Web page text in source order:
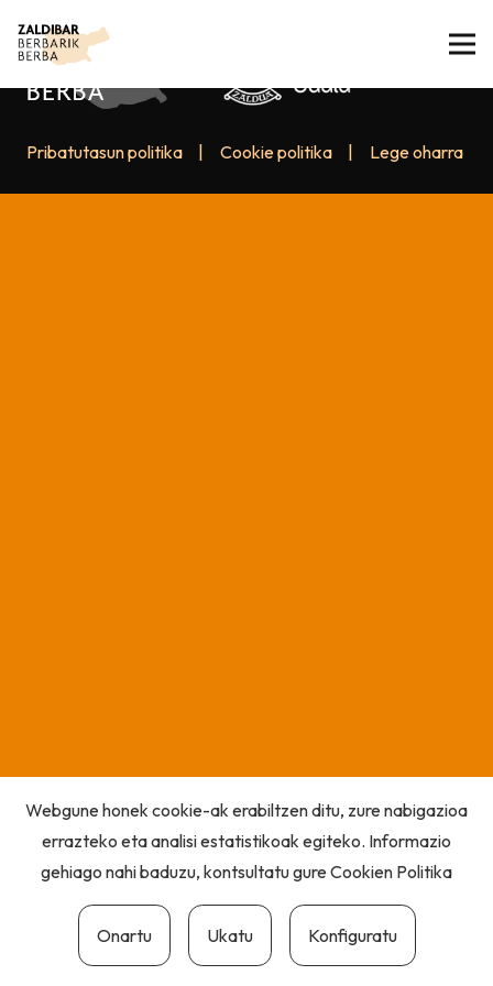
Pribatutasun politika Cookie politika Lege oharra
Webgune honek cookie-ak erabiltzen ditu, zure nabigazioa
errazteko eta analisi estatistikoak egiteko. Informazio
gehiago nahi baduzu, kontsultatu gureCookien Politika
Onartu Ukatu Konfiguratu